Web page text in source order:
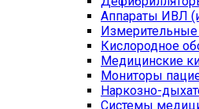
Аппараты ИВЛ
Кислородное
Медицинские
Мониторы
Наркозно-
Системы